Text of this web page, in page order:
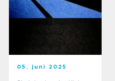
05. juni 2025